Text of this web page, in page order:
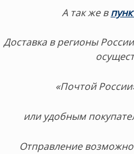
А так же в
Доставка в регионы
«Почтой
или удобным
Отправление